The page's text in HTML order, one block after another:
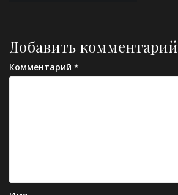
Добавить комментарий
Комментарий *